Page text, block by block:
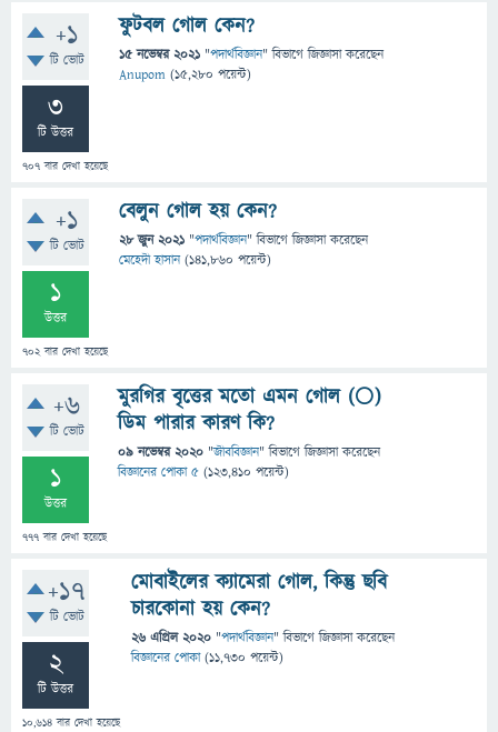
+1
টি ভোট
3
টি উত্তর
707 বার দেখা হয়েছে
ফুটবল গোল কেন?
15 নভেম্বর 2021 "পদার্থবিজ্ঞান" বিভাগে জিজ্ঞাসাকরেছেন
Anupom (15,280 পয়েন্ট)
+1
টি ভোট
1
উত্তর
702বার দেখা হয়েছে
বেলুন গোল হয় কেন?
28 জুন 2021 "পদার্থবিজ্ঞান" বিভাগে জিজ্ঞাসাকরেছেন
মেহেদী হাসান (141,860 পয়েন্ট)
+6
টি ভোট
1
উত্তর
777 বার দেখা হয়েছে
মুরগির বৃত্তের মতো এমন গোল (⚪)
ডিম পারার কারণ কি?
09 নভেম্বর 2020 "জীববিজ্ঞান" বিভাগে জিজ্ঞাসাকরেছেন
বিজ্ঞানের পোকা ৫ (123,410 পয়েন্ট)
+17
টি ভোট
2
টি উত্তর
10,614 বার দেখা হয়েছে
মোবাইলের ক্যামেরা গোল, কিন্তু ছবি
চারকোনা হয় কেন?
26 এপ্রিল 2020 "পদার্থবিজ্ঞান" বিভাগে জিজ্ঞাসাকরেছেন
বিজ্ঞানের পোকা (11,730 পয়েন্ট)